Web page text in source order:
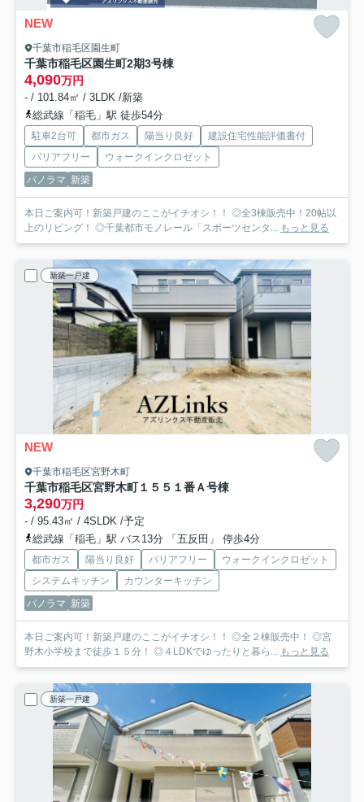
NEW
千葉市稲毛区園生町
千葉市稲毛区園生町2期3号棟
4,090万円
- / 101.84㎡ / 3LDK /新築
総武線「稲毛」駅 徒歩54分
駐車2台可 都市ガス 陽当り良好
建設住宅性能評価書付
バリアフリー
ウォークインクロゼット
パノラマ 新築
本日ご案内可！新築戸建のここがイチオシ！！ ◎全3棟販売中！20帖以
上のリビング！ ◎千葉都市モノレール「スポーツセンタ... もっと見る
新築一戸建
NEW
千葉市稲毛区宮野木町
千葉市稲毛区宮野木町１５５１番Ａ号棟
3,290万円
- / 95.43㎡ / 4SLDK /予定
総武線「稲毛」駅 バス13分 「五反田」 停歩4分
都市ガス 陽当り良好 バリアフリー
ウォークインクロゼット
システムキッチン
カウンターキッチン
パノラマ 新築
本日ご案内可！新築戸建のここがイチオシ！！ ◎全２棟販売中！ ◎宮
野木小学校まで徒歩１５分！ ◎４LDKでゆったりと暮ら... もっと見る
新築一戸建